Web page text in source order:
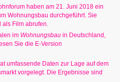
haben am 21. Juni 2018 ein
Wohnungsbau durchgeführt. Sie
als Film abrufen.
im Wohnungsbau in Deutschland,
Sie die E-Version
umfassende Daten zur Lage auf dem
vorgelegt. Die Ergebnisse sind